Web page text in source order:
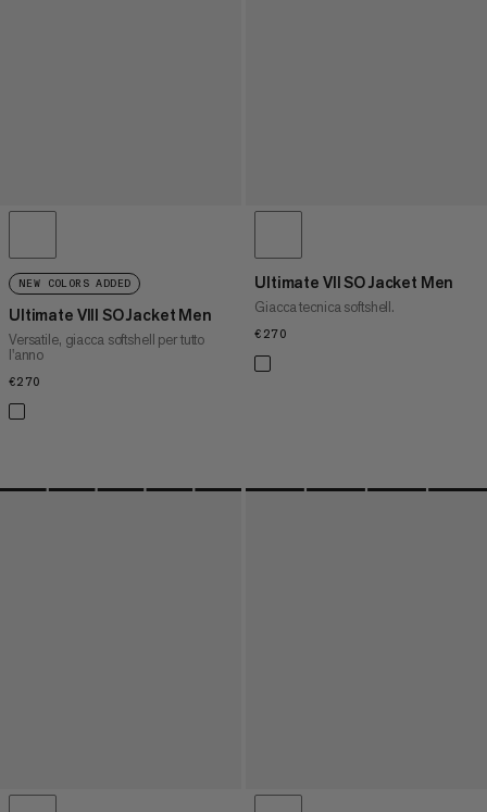
NEW COLORS ADDED
Ultimate VIII SO Jacket Men
Versatile, giacca softshell per tutto
l'anno
€270
Ultimate VII SO Jacket Men
Giacca tecnica softshell.
€270